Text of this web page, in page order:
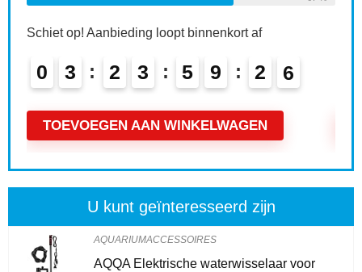
Schiet op! Aanbieding loopt binnenkort af
0 4 2 3 5 9 2 4
TOEVOEGEN AAN WINKELWAGEN
U kunt geïnteresseerd zijn
AQUARIUMACCESSOIRES
AQQA Elektrische waterwisselaar voor